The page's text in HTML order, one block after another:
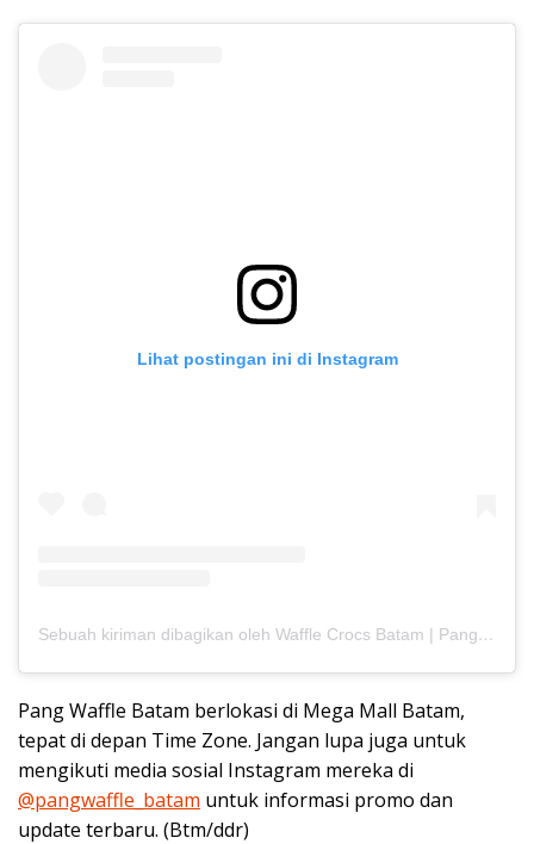
Lihat postingan ini di Instagram
Sebuah kiriman dibagikan oleh Waffle Crocs Batam | Pang Waffle (@pangwaffle_batam)
Pang Waffle Batam berlokasi di Mega Mall Batam,
tepat di depan Time Zone. Jangan lupa juga untuk
mengikuti media sosial Instagram mereka di
@pangwaffle_batam untuk informasi promo dan
update terbaru. (Btm/ddr)